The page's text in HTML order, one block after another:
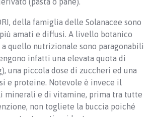
della famiglia delle Solanacee sono
amati e diffusi. A livello botanico
quello nutrizionale sono paragonabili
infatti una elevata quota di
una piccola dose di zuccheri ed una
e proteine. Notevole è invece il
minerali e di vitamine, prima tra tutte
non togliete la buccia poiché